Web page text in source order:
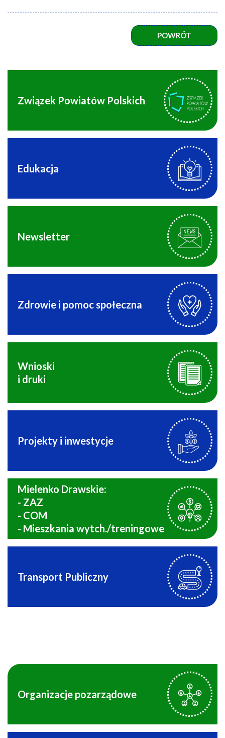
POWRÓT
Związek Powiatów Polskich
Edukacja
Newsletter
Zdrowie i pomoc społeczna
Wnioski
i druki
Projekty i inwestycje
Mielenko Drawskie:
- ZAZ
- COM
- Mieszkania wytch./treningowe
Transport Publiczny
Organizacje pozarządowe